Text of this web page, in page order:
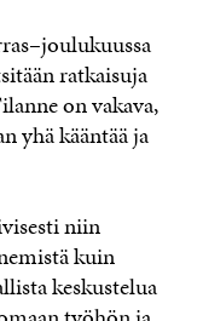
ratkaisuja
on vakava,
yhä kääntää ja
niin
kuin
keskustelua